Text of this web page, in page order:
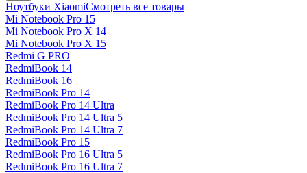
Ноутбуки XiaomiСмотреть все товары
Mi Notebook Pro 15
Mi Notebook Pro X 14
Mi Notebook Pro X 15
Redmi G PRO
RedmiBook 14
RedmiBook 16
RedmiBook Pro 14
RedmiBook Pro 14 Ultra
RedmiBook Pro 14 Ultra 5
RedmiBook Pro 14 Ultra 7
RedmiBook Pro 15
RedmiBook Pro 16 Ultra 5
RedmiBook Pro 16 Ultra 7